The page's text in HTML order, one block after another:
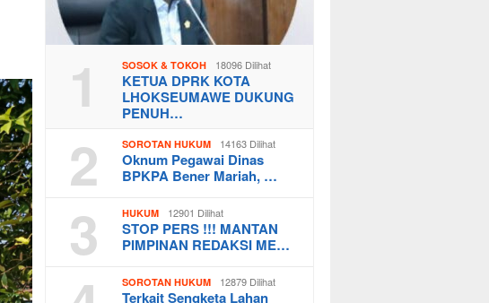
1 SOSOK & TOKOH 18096 Dilihat
KETUA DPRK KOTA
LHOKSEUMAWE DUKUNG
PENUH…
2 SOROTAN HUKUM 14163 Dilihat
Oknum Pegawai Dinas
BPKPA Bener Mariah, …
3 HUKUM 12901 Dilihat
STOP PERS !!! MANTAN
PIMPINAN REDAKSI ME…
SOROTAN HUKUM 12879 Dilihat
Terkait Sengketa Lahan